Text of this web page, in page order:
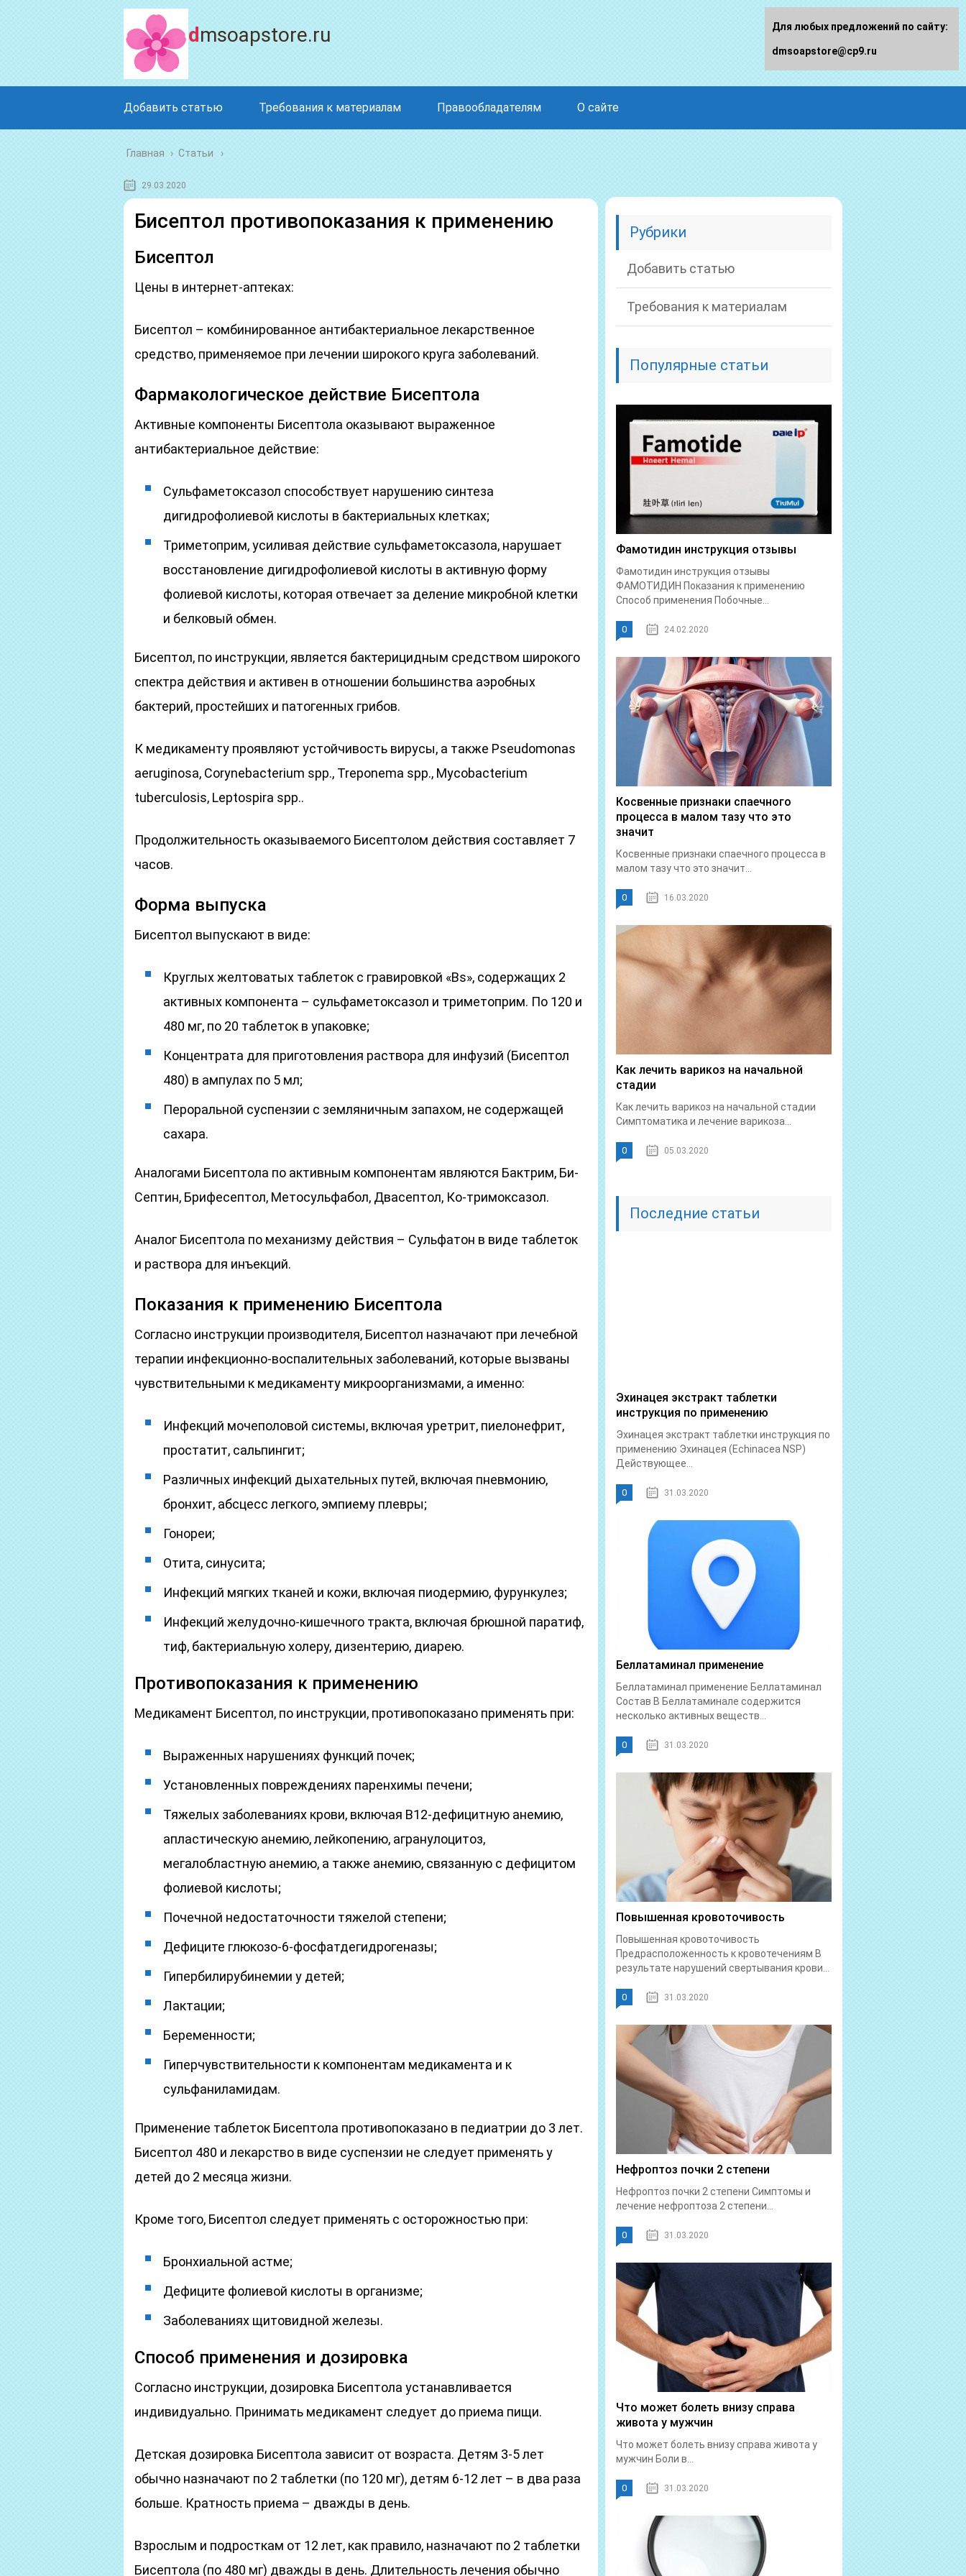
dmsoapstore.ru
Добавить статью Требования к материалам Правообладателям О сайте
Главная › Статьи
29.03.2020
Бисептол противопоказания к применению
Бисептол
Цены в интернет-аптеках:
Бисептол – комбинированное антибактериальное лекарственное
средство, применяемое при лечении широкого круга заболеваний.
Фармакологическое действие Бисептола
Активные компоненты Бисептола оказывают выраженное
антибактериальное действие:
Сульфаметоксазол способствует нарушению синтеза
дигидрофолиевой кислоты в бактериальных клетках;
Триметоприм, усиливая действие сульфаметоксазола, нарушает
восстановление дигидрофолиевой кислоты в активную форму
фолиевой кислоты, которая отвечает за деление микробной клетки
и белковый обмен.
Бисептол, по инструкции, является бактерицидным средством широкого
спектра действия и активен в отношении большинства аэробных
бактерий, простейших и патогенных грибов.
К медикаменту проявляют устойчивость вирусы, а также Pseudomonas
aeruginosa, Corynebacterium spp., Treponema spp., Mycobacterium
tuberculosis, Leptospira spp..
Продолжительность оказываемого Бисептолом действия составляет 7
часов.
Форма выпуска
Бисептол выпускают в виде:
Круглых желтоватых таблеток с гравировкой «Bs», содержащих 2
активных компонента – сульфаметоксазол и триметоприм. По 120 и
480 мг, по 20 таблеток в упаковке;
Концентрата для приготовления раствора для инфузий (Бисептол
480) в ампулах по 5 мл;
Пероральной суспензии с земляничным запахом, не содержащей
сахара.
Аналогами Бисептола по активным компонентам являются Бактрим, Би-
Септин, Брифесептол, Метосульфабол, Двасептол, Ко-тримоксазол.
Аналог Бисептола по механизму действия – Сульфатон в виде таблеток
и раствора для инъекций.
Показания к применению Бисептола
Согласно инструкции производителя, Бисептол назначают при лечебной
терапии инфекционно-воспалительных заболеваний, которые вызваны
чувствительными к медикаменту микроорганизмами, а именно:
Инфекций мочеполовой системы, включая уретрит, пиелонефрит,
простатит, сальпингит;
Различных инфекций дыхательных путей, включая пневмонию,
бронхит, абсцесс легкого, эмпиему плевры;
Гонореи;
Отита, синусита;
Инфекций мягких тканей и кожи, включая пиодермию, фурункулез;
Инфекций желудочно-кишечного тракта, включая брюшной паратиф,
тиф, бактериальную холеру, дизентерию, диарею.
Противопоказания к применению
Медикамент Бисептол, по инструкции, противопоказано применять при:
Выраженных нарушениях функций почек;
Установленных повреждениях паренхимы печени;
Тяжелых заболеваниях крови, включая В12-дефицитную анемию,
апластическую анемию, лейкопению, агранулоцитоз,
мегалобластную анемию, а также анемию, связанную с дефицитом
фолиевой кислоты;
Почечной недостаточности тяжелой степени;
Дефиците глюкозо-6-фосфатдегидрогеназы;
Гипербилирубинемии у детей;
Лактации;
Беременности;
Гиперчувствительности к компонентам медикамента и к
сульфаниламидам.
Применение таблеток Бисептола противопоказано в педиатрии до 3 лет.
Бисептол 480 и лекарство в виде суспензии не следует применять у
детей до 2 месяца жизни.
Кроме того, Бисептол следует применять с осторожностью при:
Бронхиальной астме;
Дефиците фолиевой кислоты в организме;
Заболеваниях щитовидной железы.
Способ применения и дозировка
Согласно инструкции, дозировка Бисептола устанавливается
индивидуально. Принимать медикамент следует до приема пищи.
Детская дозировка Бисептола зависит от возраста. Детям 3-5 лет
обычно назначают по 2 таблетки (по 120 мг), детям 6-12 лет – в два раза
больше. Кратность приема – дважды в день.
Взрослым и подросткам от 12 лет, как правило, назначают по 2 таблетки
Бисептола (по 480 мг) дважды в день. Длительность лечения обычно
Рубрики
Добавить статью
Требования к материалам
Популярные статьи
Фамотидин инструкция отзывы
Фамотидин инструкция отзывы
ФАМОТИДИН Показания к применению
Способ применения Побочные...
0 24.02.2020
Косвенные признаки спаечного
процесса в малом тазу что это
значит
Косвенные признаки спаечного процесса в
малом тазу что это значит...
0 16.03.2020
Как лечить варикоз на начальной
стадии
Как лечить варикоз на начальной стадии
Симптоматика и лечение варикоза...
0 05.03.2020
Последние статьи
Эхинацея экстракт таблетки
инструкция по применению
Эхинацея экстракт таблетки инструкция по
применению Эхинацея (Echinacea NSP)
Действующее...
0 31.03.2020
Беллатаминал применение
Беллатаминал применение Беллатаминал
Состав В Беллатаминале содержится
несколько активных веществ...
0 31.03.2020
Повышенная кровоточивость
Повышенная кровоточивость
Предрасположенность к кровотечениям В
результате нарушений свертывания крови...
0 31.03.2020
Нефроптоз почки 2 степени
Нефроптоз почки 2 степени Симптомы и
лечение нефроптоза 2 степени...
0 31.03.2020
Что может болеть внизу справа
живота у мужчин
Что может болеть внизу справа живота у
мужчин Боли в...
0 31.03.2020
Для любых предложений по сайту:
dmsoapstore@cp9.ru